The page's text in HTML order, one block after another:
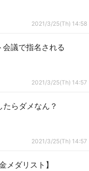
2021/3/25(Th) 14:58
会議で指名される
2021/3/25(Th) 14:57
らダメなん？
2021/3/25(Th) 14:57
メダリスト】